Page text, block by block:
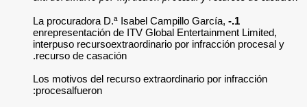
La procuradora
enrepresentación
interpuso
Los motivos del